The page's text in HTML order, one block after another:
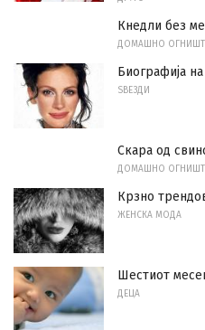
Кнедли без
ДОМАШНО
Биографија
ЅВЕЗДИ
Скара од
ДОМАШНО
Крзно
ЖЕНСКА МОДА
Шестиот
ДЕЦА